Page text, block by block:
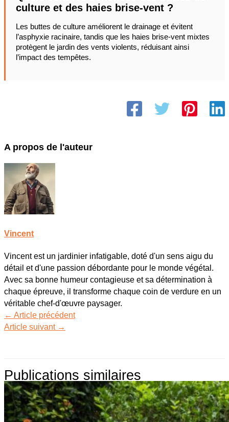
culture et des haies brise-vent ?
Les buttes de culture améliorent le drainage et évitent
l’asphyxie racinaire, tandis que les haies brise-vent mixtes
protègent le jardin des vents violents, réduisant ainsi
l’impact des tempêtes.
A propos de l'auteur
Vincent
Vincent est un jardinier infatigable, doté d'un sens aigu du
détail et d'une passion débordante pour le monde végétal.
Avec sa bonne humeur contagieuse et sa détermination à
chaque épreuve, il transforme chaque coin de verdure en un
véritable chef-d'œuvre paysager.
← Article précédent
Article suivant →
Publications similaires